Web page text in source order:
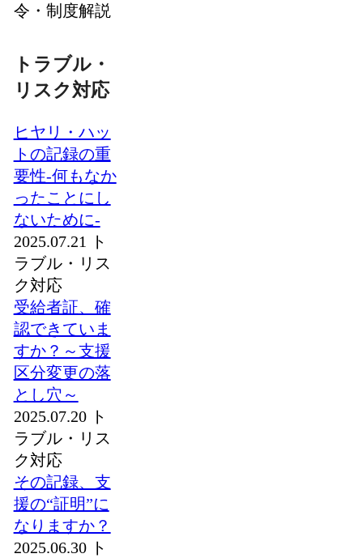
令・制度解説
トラブル・
リスク対応
ヒヤリ・ハッ
トの記録の重
要性‐何もなか
ったことにし
ないために‐
2025.07.21
ト
ラブル・リス
ク対応
受給者証、確
認できていま
すか？～支援
区分変更の落
とし穴～
2025.07.20 ト
ラブル・リス
ク対応
その記録、支
援の“証明”に
なりますか？
2025.06.30 ト